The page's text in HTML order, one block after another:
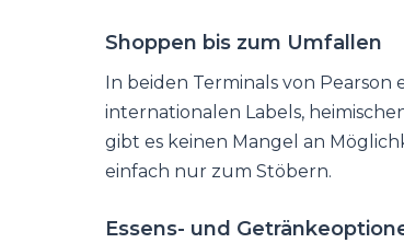
Shoppen bis zum Umfallen
In beiden Terminals von Pearson
internationalen Labels,
gibt es keinen Mangel an
einfach nur zum Stöbern.
Essens- und